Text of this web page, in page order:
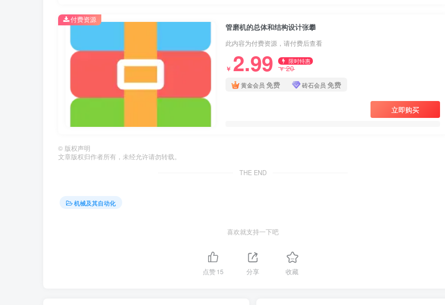
管磨机的总体和结构设计张攀
此内容为付费资源，请付费后查看
￥ 2.99 限时特惠
￥20
黄金会员 免费 砖石会员 免费
立即购买
付费资源
© 版权声明
文章版权归作者所有，未经允许请勿转载。
THE END
机械及其自动化
喜欢就支持一下吧
点赞15 分享 收藏